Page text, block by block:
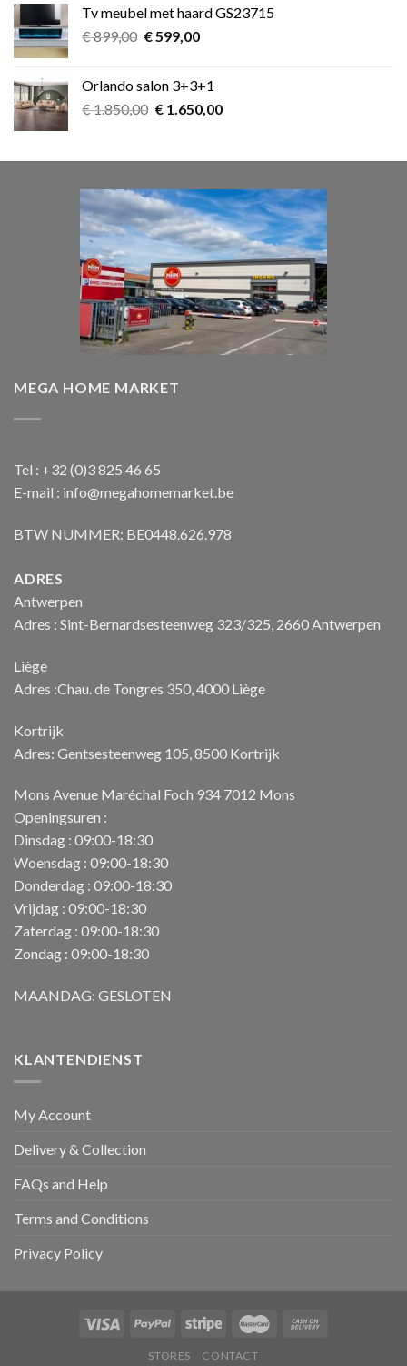
€ 39,00.€ 25,00.
Tv meubel met haard GS23715
€899,00 Oorspronkelijke
€ 899,00.
€599,00Huidige
€ 599,00.
Orlando salon 3+3+1
€1.850,00 Oorspronkelijke
€ 1.850,00.
€1.650,00Huidige
€ 1.650,00.
MEGA HOME MARKET
Tel : +32 (0)3 825 46 65
E-mail : info@megahomemarket.be
BTW NUMMER: BE0448.626.978
ADRES
Antwerpen
Adres : Sint-Bernardsesteenweg 323/325, 2660 Antwerpen
Liège
Adres :Chau. de Tongres 350, 4000 Liège
Kortrijk
Adres: Gentsesteenweg 105, 8500 Kortrijk
Mons Avenue Maréchal Foch 934 7012 Mons
Openingsuren :
Dinsdag : 09:00-18:30
Woensdag : 09:00-18:30
Donderdag : 09:00-18:30
Vrijdag : 09:00-18:30
Zaterdag : 09:00-18:30
Zondag : 09:00-18:30
MAANDAG: GESLOTEN
KLANTENDIENST
My Account
Delivery & Collection
FAQs and Help
Terms and Conditions
Privacy Policy
STORES CONTACT